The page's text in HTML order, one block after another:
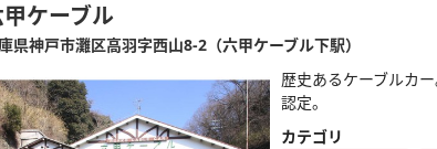
ケーブル
県神戸市灘区高羽字西山8-2（六甲ケーブル下駅）
歴史あるケーブルカ
認定。
カテゴリ